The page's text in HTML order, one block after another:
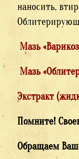
наносить,
Мазь
Мазь
Экстракт
Помните!
Обращаем